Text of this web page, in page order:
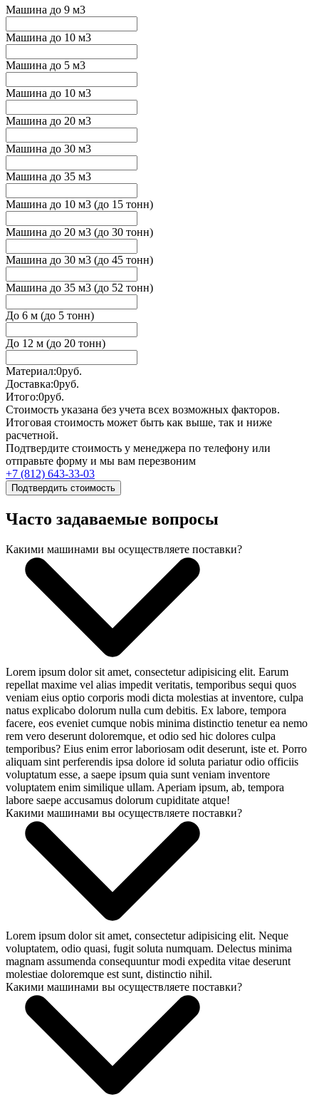
Машина до 9 м3
Машина до 10 м3
Машина до 5 м3
Машина до 10 м3
Машина до 20 м3
Машина до 30 м3
Машина до 35 м3
Машина до 10 м3 (до 15 тонн)
Машина до 20 м3 (до 30 тонн)
Машина до 30 м3 (до 45 тонн)
Машина до 35 м3 (до 52 тонн)
До 6 м (до 5 тонн)
До 12 м (до 20 тонн)
Материал:0руб.
Доставка:0руб.
Итого:0руб.
Стоимость указана без учета всех возможных факторов.
Итоговая стоимость может быть как выше, так и ниже
расчетной.
Подтвердите стоимость у менеджера по телефону или
отправьте форму и мы вам перезвоним
+7 (812) 643-33-03
Подтвердить стоимость
Часто задаваемые вопросы
Какими машинами вы осуществляете поставки?
Lorem ipsum dolor sit amet, consectetur adipisicing elit. Earum
repellat maxime vel alias impedit veritatis, temporibus sequi quos
veniam eius optio corporis modi dicta molestias at inventore, culpa
natus explicabo dolorum nulla cum debitis. Ex labore, tempora
facere, eos eveniet cumque nobis minima distinctio tenetur ea nemo
rem vero deserunt doloremque, et odio sed hic dolores culpa
temporibus? Eius enim error laboriosam odit deserunt, iste et. Porro
aliquam sint perferendis ipsa dolore id soluta pariatur odio officiis
voluptatum esse, a saepe ipsum quia sunt veniam inventore
voluptatem enim similique ullam. Aperiam ipsum, ab, tempora
labore saepe accusamus dolorum cupiditate atque!
Какими машинами вы осуществляете поставки?
Lorem ipsum dolor sit amet, consectetur adipisicing elit. Neque
voluptatem, odio quasi, fugit soluta numquam. Delectus minima
magnam assumenda consequuntur modi expedita vitae deserunt
molestiae doloremque est sunt, distinctio nihil.
Какими машинами вы осуществляете поставки?